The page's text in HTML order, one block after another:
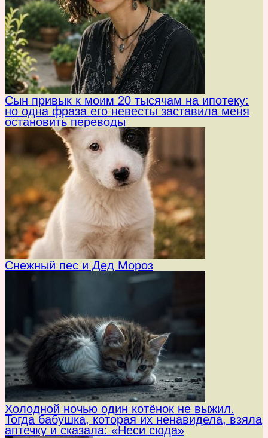
Сын привык к моим 20 тысячам на ипотеку:
но одна фраза его невесты заставила меня
остановить переводы
Снежный пес и Дед Мороз
Холодной ночью один котёнок не выжил.
Тогда бабушка, которая их ненавидела, взяла
аптечку и сказала: «Неси сюда»